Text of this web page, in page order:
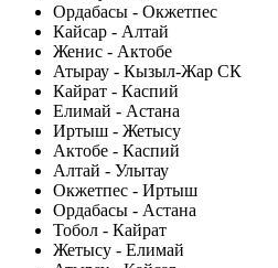
Ордабасы - Окжетпес
Кайсар - Алтай
Женис - Актобе
Атырау - Кызыл-Жар СК
Кайрат - Каспий
Елимай - Астана
Иртыш - Жетысу
Актобе - Каспий
Алтай - Улытау
Окжетпес - Иртыш
Ордабасы - Астана
Тобол - Кайрат
Жетысу - Елимай